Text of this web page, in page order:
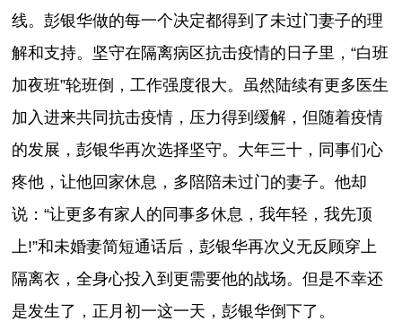
线。彭银华做的每一个决定都得到了未过门妻子的理
解和支持。坚守在隔离病区抗击疫情的日子里，“白班
加夜班”轮班倒，工作强度很大。虽然陆续有更多医生
加入进来共同抗击疫情，压力得到缓解，但随着疫情
的发展，彭银华再次选择坚守。大年三十，同事们心
疼他，让他回家休息，多陪陪未过门的妻子。他却
说：“让更多有家人的同事多休息，我年轻，我先顶
上!”和未婚妻简短通话后，彭银华再次义无反顾穿上
隔离衣，全身心投入到更需要他的战场。但是不幸还
是发生了，正月初一这一天，彭银华倒下了。